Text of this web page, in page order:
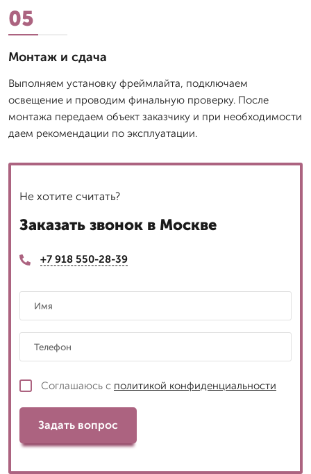
05
Монтаж и сдача
Выполняем установку фреймлайта, подключаем
освещение и проводим финальную проверку. После
монтажа передаем объект заказчику и при необходимости
даем рекомендации по эксплуатации.
Не хотите считать?
Заказать звонок в Москве
+7 918 550-28-39
Соглашаюсь с политикой конфиденциальности
Задать вопрос